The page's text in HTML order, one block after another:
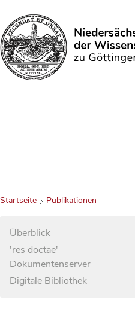
Suchen
Startseite Publikationen
Überblick
'res doctae'
Dokumentenserver
Digitale Bibliothek